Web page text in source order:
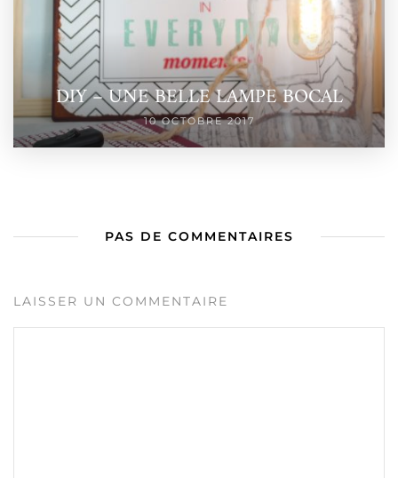
DIY – UNE BELLE LAMPE BOCAL
10 OCTOBRE 2017
PAS DE COMMENTAIRES
LAISSER UN COMMENTAIRE